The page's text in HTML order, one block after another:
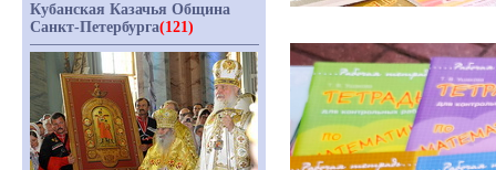
Кубанская Казачья Община
Санкт-Петербурга(121)